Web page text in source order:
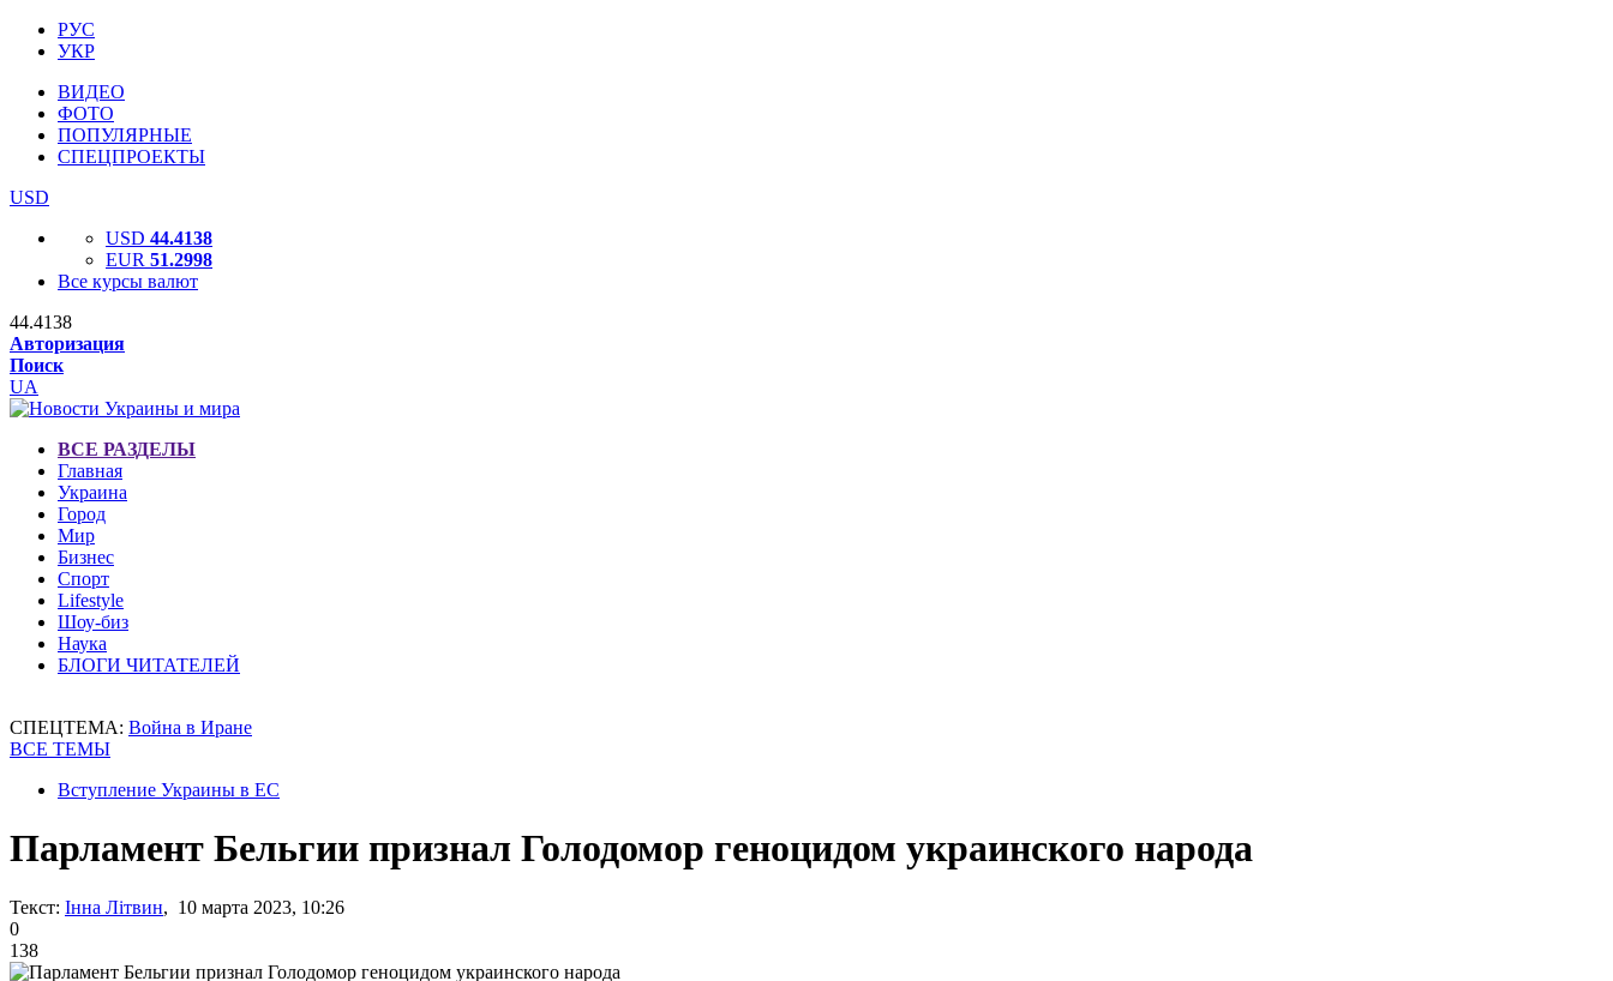
РУС
УКР
ВИДЕО
ФОТО
ПОПУЛЯРНЫЕ
СПЕЦПРОЕКТЫ
USD
USD 44.4138
EUR 51.2998
Все курсы валют
44.4138
Авторизация
Поиск
UA
ВСЕ РАЗДЕЛЫ
Главная
Украина
Город
Мир
Бизнес
Спорт
Lifestyle
Шоу-биз
Наука
БЛОГИ ЧИТАТЕЛЕЙ
СПЕЦТЕМА: Война в Иране
ВСЕ ТЕМЫ
Вступление Украины в ЕС
Парламент Бельгии признал Голодомор геноцидом украинского народа
Текст: Інна Літвин, 10 марта 2023, 10:26
0
138